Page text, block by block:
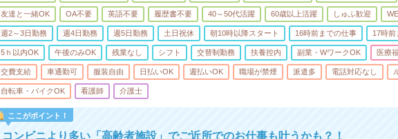
友達と一緒OK OA不要 英語不要 履歴書不要 40～50代活躍 60歳以上活躍 しゅふ歓迎
週2～3日勤務 週4日勤務 週5日勤務 土日祝休 朝10時以降スタート 16時前までの仕事 17時前
5ｈ以内OK 午後のみOK 残業なし シフト 交替制勤務 扶養控内 副業・WワークOK 医療
交費支給 車通勤可 服装自由 日払いOK 週払いOK 職場が禁煙 派遣多 電話対応なし
自転車・バイクOK 看護師 介護士
ここがポイント！
コンビニより多い「高齢者施設」でご近所でのお仕事も叶うかも？！